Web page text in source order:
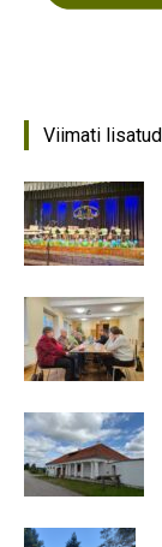
Viimati lisatud